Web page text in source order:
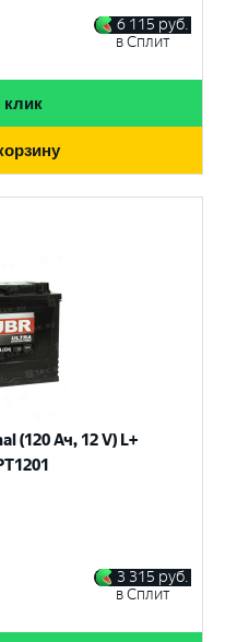
6 115 руб.
в Сплит
клик
(120 Ач, 12 V) L+
3 315 руб.
в Сплит